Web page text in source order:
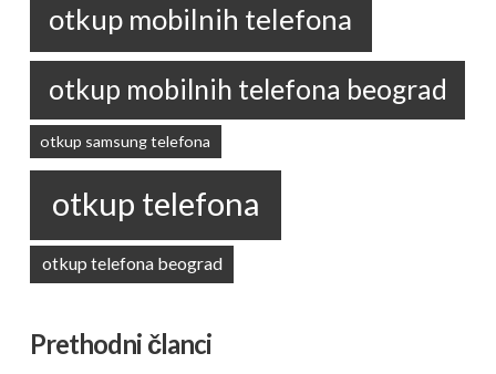
otkup mobilnih telefona
otkup mobilnih telefona beograd
otkup samsung telefona
otkup telefona
otkup telefona beograd
Prethodni članci